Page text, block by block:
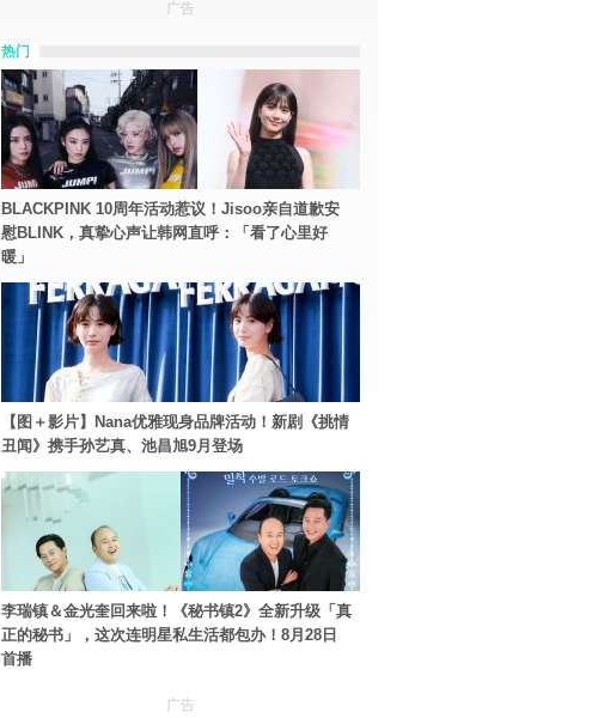
广告
热门
BLACKPINK 10周年活动惹议！Jisoo亲自道歉安
慰BLINK，真挚心声让韩网直呼：「看了心里好
暖」
【图＋影片】Nana优雅现身品牌活动！新剧《挑情
丑闻》携手孙艺真、池昌旭9月登场
李瑞镇＆金光奎回来啦！《秘书镇2》全新升级「真
正的秘书」，这次连明星私生活都包办！8月28日
首播
广告